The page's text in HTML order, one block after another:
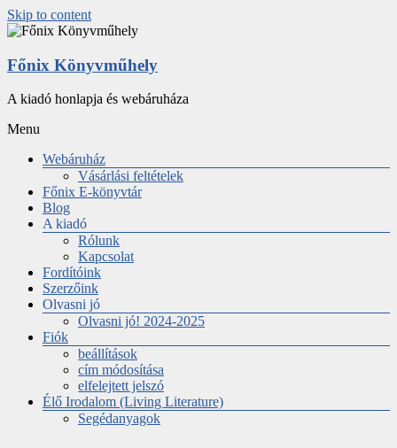
Skip to content
Főnix Könyvműhely
A kiadó honlapja és webáruháza
Menu
Webáruház
Vásárlási feltételek
Főnix E-könyvtár
Blog
A kiadó
Rólunk
Kapcsolat
Fordítóink
Szerzőink
Olvasni jó
Olvasni jó! 2024-2025
Fiók
beállítások
cím módosítása
elfelejtett jelszó
Élő Irodalom (Living Literature)
Segédanyagok